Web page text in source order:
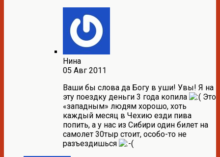
Нина
05 Авг 2011
Ваши бы слова да Богу в уши! Увы! Я на
эту поездку деньги 3 года копила
Это
«западным» людям хорошо, хоть
каждый месяц в Чехию езди пива
попить, а у нас из Сибири один билет на
самолет 30тыр стоит, особо-то не
разъездишься